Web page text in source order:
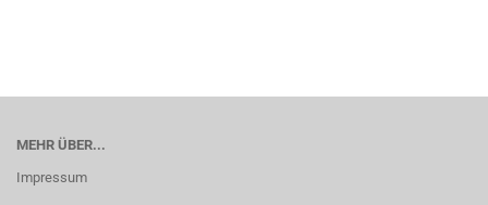
MEHR ÜBER...
Impressum